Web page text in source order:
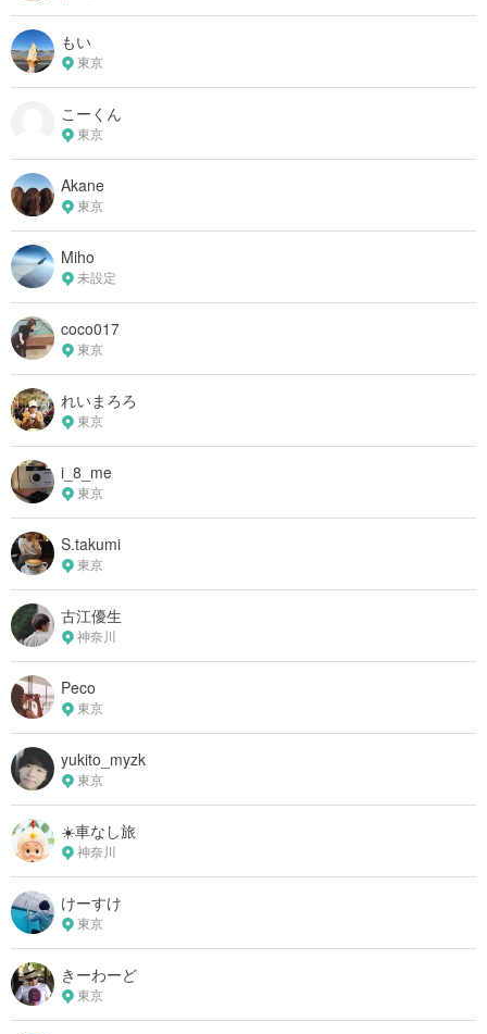
もい
東京
こーくん
東京
Akane
東京
Miho
未設定
coco017
東京
れいまろろ
東京
i_8_me
東京
S.takumi
東京
古江優生
神奈川
Peco
東京
yukito_myzk
東京
☀️車なし旅
神奈川
けーすけ
東京
きーわーど
東京